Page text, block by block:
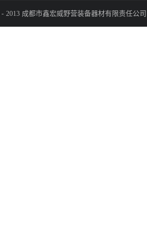
2013 成都市鑫宏威野营装备器材有限责任公司